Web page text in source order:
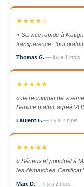
★★★★☆
« Service rapide à
transparence : tout
Thomas G. — il y a 1 mois
★★★★★
« Je recommande
Service gratuit, agréé
Laurent F. — il y a 2 mois
★★★★★
« Sérieux et ponctuel à
les démarches. Certificat
Marc D. — il y a 2 mois